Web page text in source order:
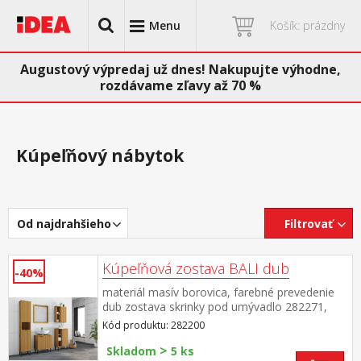
Menu Košík: prázdny
Augustový výpredaj už dnes! Nakupujte výhodne,
rozdávame zľavy až 70 %
Kúpeľňový nábytok
Od najdrahšieho Filtrovať
-40% Kúpeľňová zostava BALI dub
materiál masív borovica, farebné prevedenie
dub zostava skrinky pod umývadlo 282271,
skrinky 282272, závesnej skrinky 282273,
vysokej skrinky 282274 a zrkadla
282431 rozmer skrinky pod umývadlo (š/h/v)
Kód produktu: 282200
Skladom > 5 ks